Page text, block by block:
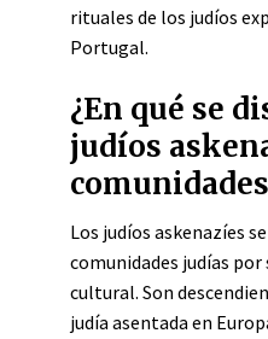
rituales de los judíos
Portugal.
¿En qué se
judíos
Los judíos askenazíes
comunidades judías por
cultural. Son
judía asentada en